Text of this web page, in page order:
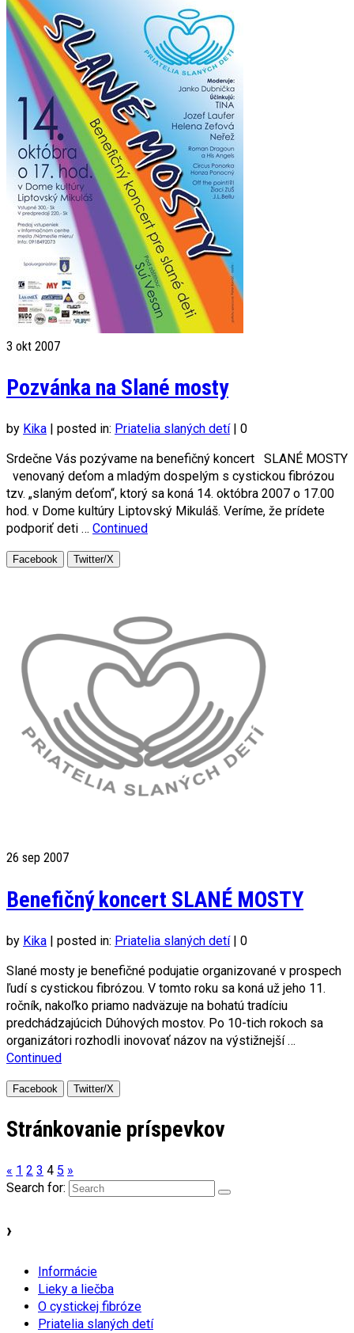
3 okt 2007
Pozvánka na Slané mosty
by Kika posted in: Priatelia slaných detí
0
Srdečne Vás pozývame na benefičný koncert SLANÉ MOSTY
venovaný deťom a mladým dospelým s cystickou fibrózou
tzv. „slaným deťom“, ktorý sa koná 14. októbra 2007 o 17.00
hod. v Dome kultúry Liptovský Mikuláš. Veríme, že prídete
podporiť deti … Continued
Facebook Twitter/X
26 sep 2007
Benefičný koncert SLANÉ MOSTY
by Kika | posted in: Priatelia slaných detí | 0
Slané mosty je benefičné podujatie organizované v prospech
ľudí s cystickou fibrózou. V tomto roku sa koná už jeho 11.
ročník, nakoľko priamo nadväzuje na bohatú tradíciu
predchádzajúcich Dúhových mostov. Po 10-tich rokoch sa
organizátori rozhodli inovovať názov na výstižnejší …
Continued
Facebook Twitter/X
Stránkovanie príspevkov
« 1 2 3 4 5 »
Search for:
›
Informácie
Lieky a liečba
O cystickej fibróze
Priatelia slaných detí